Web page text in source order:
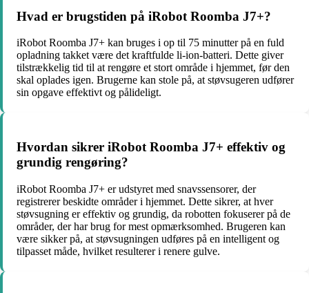
Hvad er brugstiden på iRobot Roomba J7+?
iRobot Roomba J7+ kan bruges i op til 75 minutter på en fuld
opladning takket være det kraftfulde li-ion-batteri. Dette giver
tilstrækkelig tid til at rengøre et stort område i hjemmet, før den
skal oplades igen. Brugerne kan stole på, at støvsugeren udfører
sin opgave effektivt og pålideligt.
Hvordan sikrer iRobot Roomba J7+ effektiv og
grundig rengøring?
iRobot Roomba J7+ er udstyret med snavssensorer, der
registrerer beskidte områder i hjemmet. Dette sikrer, at hver
støvsugning er effektiv og grundig, da robotten fokuserer på de
områder, der har brug for mest opmærksomhed. Brugeren kan
være sikker på, at støvsugningen udføres på en intelligent og
tilpasset måde, hvilket resulterer i renere gulve.